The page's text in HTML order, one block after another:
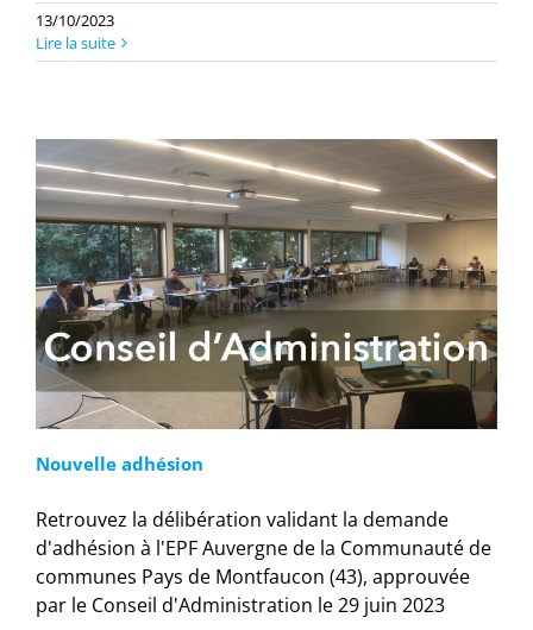
13/10/2023
Lire la suite
Nouvelle adhésion
Retrouvez la délibération validant la demande
d'adhésion à l'EPF Auvergne de la Communauté de
communes Pays de Montfaucon (43), approuvée
par le Conseil d'Administration le 29 juin 2023